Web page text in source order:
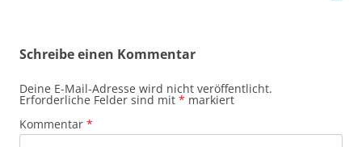
Schreibe einen Kommentar
Deine E-Mail-Adresse wird nicht veröffentlicht.
Erforderliche Felder sind mit * markiert
Kommentar *